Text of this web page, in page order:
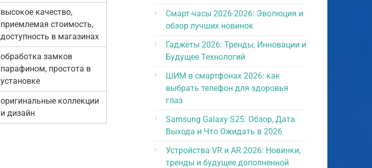
высокое качество,
приемлемая стоимость,
доступность в магазинах
обработка замков
парафином, простота в
установке
оригинальные коллекции
и дизайн
Смарт-часы 2026-2026: Эволюция и
обзор лучших новинок
Гаджеты 2026: Тренды, Инновации и
Будущее Технологий
ШИМ в смартфонах 2026: как
выбрать телефон для здоровья
глаз
Samsung Galaxy S25: Обзор, Дата
Выхода и Что Ожидать в 2026
Устройства VR и AR 2026: Новинки,
тренды и будущее дополненной